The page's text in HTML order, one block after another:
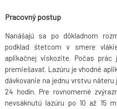
Pracovný postup
Nanášajú sa po dôkladnom
podklad štetcom v smere
aplikačnej viskozite. Počas prác
premiešavať. Lazúru je vhodné
dávkovanie na jednu vrstvu
24 hodín. Pre rovnomerné
nevsáknutú lazúru po 10 až 15